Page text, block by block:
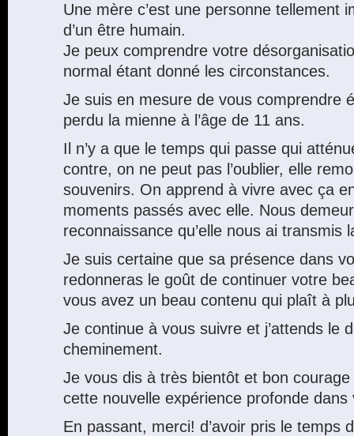
Une mère c’est une personne tellement
d’un être humain.
Je peux comprendre votre
normal étant donné les circonstances.
Je suis en mesure de vous comprendre
perdu la mienne à l’âge de 11 ans.
Il n’y a que le temps qui passe qui
contre, on ne peut pas l’oublier, elle
souvenirs. On apprend à vivre avec ça
moments passés avec elle. Nous
reconnaissance qu’elle nous ai transmis
Je suis certaine que sa présence dans
redonneras le goût de continuer votre
vous avez un beau contenu qui plaît à
Je continue à vous suivre et j’attends le
cheminement.
Je vous dis à très bientôt et bon
cette nouvelle expérience profonde dans
En passant, merci! d’avoir pris le temps